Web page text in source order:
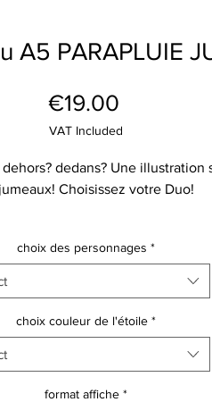
A5 PARAPLUIE
€19.00Price
VAT Included
dedans? Une illustration
Choisissez votre Duo!
Affiche A4 24€
choix des personnages *
choix couleur de l'étoile *
format affiche *